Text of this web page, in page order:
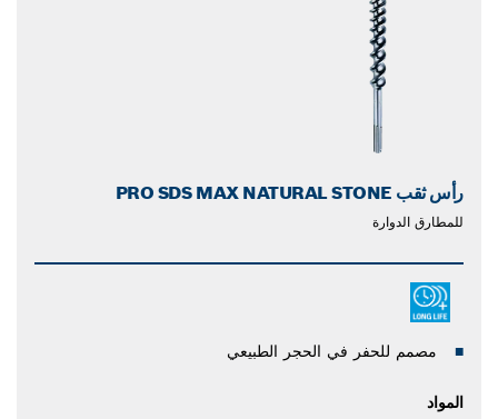
رأس ثقب PRO SDS MAX NATURAL STONE
للمطارق الدوارة
مصمم للحفر في الحجر الطبيعي
المواد